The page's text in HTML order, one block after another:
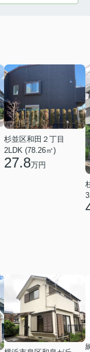
杉並区和田２丁目
2LDK (78.26㎡)
27.8万円